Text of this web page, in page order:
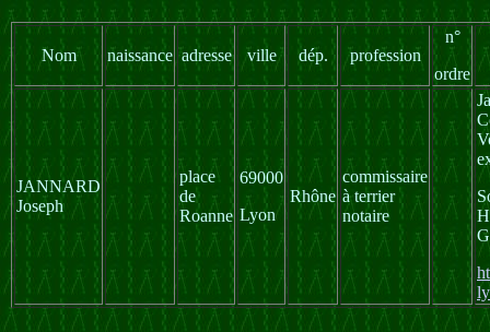
Nom naissance adresse ville dép. profession
n°
ordre
JANNARD
Joseph
place
de
Roanne
69000
Lyon
Rhône
commissaire
à terrier
notaire